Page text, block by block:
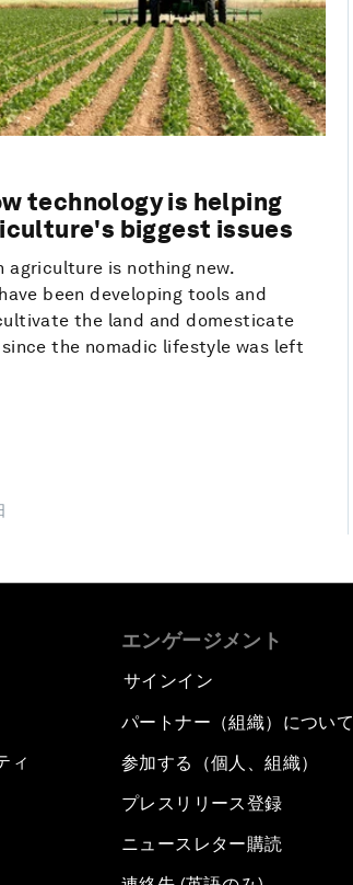
technology is helping
biggest issues
agriculture is nothing new.
been developing tools and
the land and domesticate
the nomadic lifestyle was left
ィ
エンゲージメント
サインイン
パートナー（組織）について
参加する（個人、組織）
プレスリリース登録
ニュースレター購読